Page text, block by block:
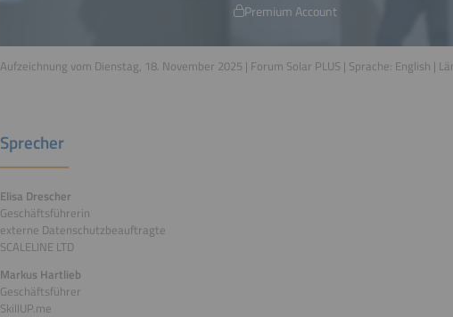
Premium Account
Aufzeichnung vom Dienstag, 18. November 2025 | Forum Solar PLUS | Sprache: English |
Sprecher
Elisa Drescher
Geschäftsführerin
externe Datenschutzbeauftragte
SCALELINE LTD
Markus Hartlieb
Geschäftsführer
SkillUP.me